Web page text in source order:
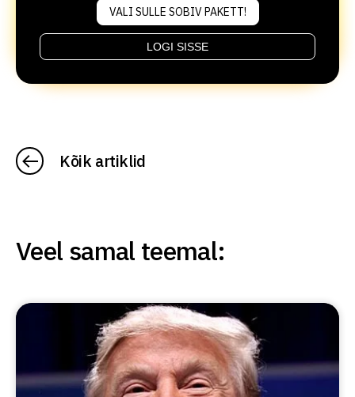
VALI SULLE SOBIV PAKETT!
LOGI SISSE
Kõik artiklid
Veel samal teemal: